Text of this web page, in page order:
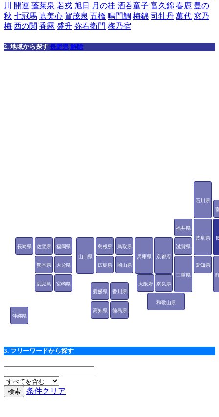
川
開運 蓬莱泉 若戎 旭日 月の桂 酒呑童子 富久錦 春鹿 豊の
秋 七冠馬 嘉美心 賀茂泉 五橋 鳴門鯛 梅錦 司牡丹 萬代 窓乃
梅 西の関 香露 盛升 弥右衛門 梅乃宿
2. 地域から探す 長野県 解除
石川県
福井県
岐阜県
愛知県
三重県
滋賀県
京都府
大阪府
兵庫県
奈良県
和歌山県
鳥取県
島根県
岡山県
広島県
山口県
徳島県
香川県
愛媛県
高知県
福岡県
佐賀県
長崎県
熊本県 大分県
宮崎県
鹿児島
沖縄県
3. フリーワードから探す
条件クリア